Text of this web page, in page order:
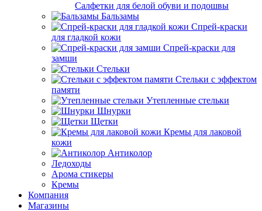
Салфетки для белой обуви и подошвы
Бальзамы
Спрей-краски
для гладкой кожи
Спрей-краски для
замши
Стельки
Стельки с эффектом
памяти
Утепленные стельки
Шнурки
Щетки
Кремы для лаковой
кожи
Антиколор
Ледоходы
Арома стикеры
Кремы
Компания
Магазины